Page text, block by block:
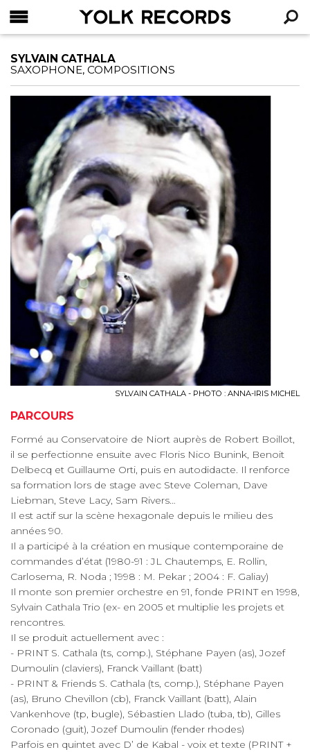
SYLVAIN CATHALA
SAXOPHONE, COMPOSITIONS
SYLVAIN CATHALA - PHOTO : ANNA-IRIS MICHEL
PARCOURS
Formé au Conservatoire de Niort auprès de Robert Boillot,
il se perfectionne ensuite avec Floris Nico Bunink, Benoit
Delbecq et Guillaume Orti, puis en autodidacte. Il renforce
sa formation lors de stage avec Steve Coleman, Dave
Liebman, Steve Lacy, Sam Rivers…
Il est actif sur la scène hexagonale depuis le milieu des
années 90.
Il a participé à la création en musique contemporaine de
commandes d’état (1980-91 : JL Chautemps, E. Rollin,
Carlosema, R. Noda ; 1998 : M. Pekar ; 2004 : F. Galiay)
Il monte son premier orchestre en 91, fonde PRINT en 1998,
Sylvain Cathala Trio (ex- en 2005 et multiplie les projets et
rencontres.
Il se produit actuellement avec :
- PRINT S. Cathala (ts, comp.), Stéphane Payen (as), Jozef
Dumoulin (claviers), Franck Vaillant (batt)
- PRINT & Friends S. Cathala (ts, comp.), Stéphane Payen
(as), Bruno Chevillon (cb), Franck Vaillant (batt), Alain
Vankenhove (tp, bugle), Sébastien Llado (tuba, tb), Gilles
Coronado (guit), Jozef Dumoulin (fender rhodes)
Parfois en quintet avec D’ de Kabal - voix et texte (PRINT +